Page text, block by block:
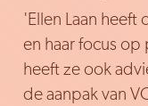
'Ellen Laan heeft
en haar focus op
heeft ze ook
de aanpak van